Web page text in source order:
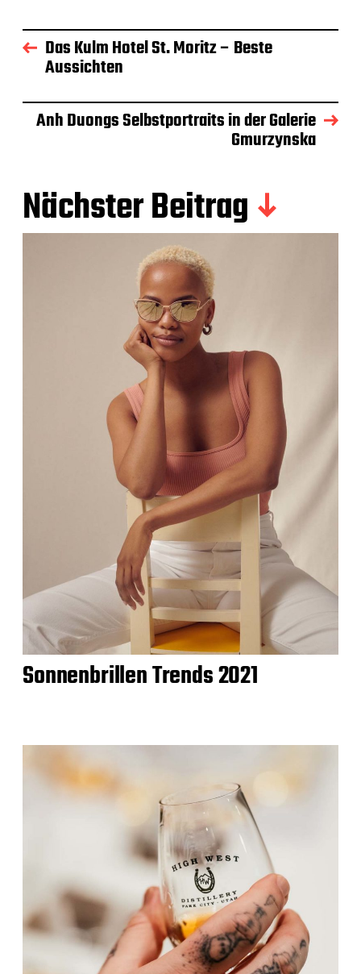
Das Kulm Hotel St. Moritz – Beste
Aussichten
Anh Duongs Selbstportraits in der Galerie
Gmurzynska
Nächster Beitrag
Sonnenbrillen Trends 2021